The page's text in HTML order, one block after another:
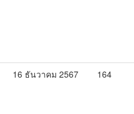
16 ธันวาคม 2567 164